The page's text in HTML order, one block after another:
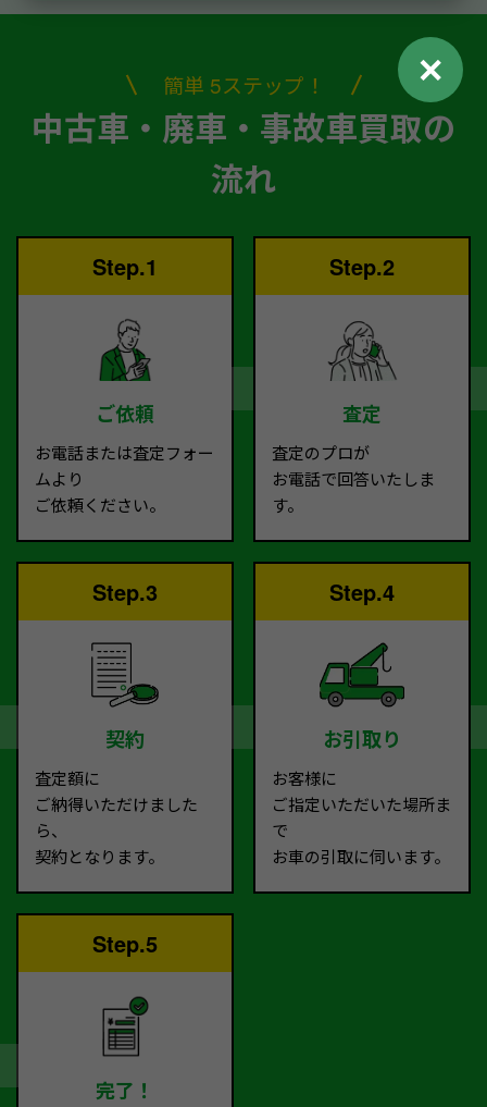
簡単 5ステップ！
中古車・廃車・事故車買取の
流れ
Step.1
ご依頼
お電話または査定フォー
ムより
ご依頼ください。
Step.2
査定
査定のプロが
お電話で回答いたしま
す。
Step.3
契約
査定額に
ご納得いただけました
ら、
契約となります。
Step.4
お引取り
お客様に
ご指定いただいた場所ま
で
お車の引取に伺います。
Step.5
完了！
✕